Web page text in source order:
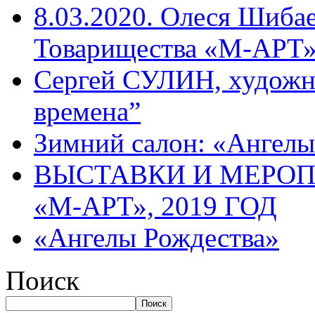
8.03.2020. Олеся
Товарищества «М-
Сергей СУЛИН,
времена”
Зимний салон:
ВЫСТАВКИ И
«М-АРТ», 2019 ГОД
«Ангелы Рождества»
Поиск
Поиск